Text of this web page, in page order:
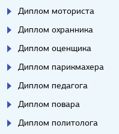
Диплом моториста
Диплом охранника
Диплом оценщика
Диплом парикмахера
Диплом педагога
Диплом повара
Диплом политолога